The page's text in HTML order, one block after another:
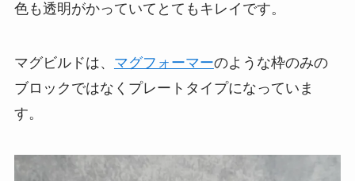
色も透明がかっていてとてもキレイです。
マグビルドは、 マグフォーマーのような枠のみの
ブロックではなくプレートタイプになっていま
す。